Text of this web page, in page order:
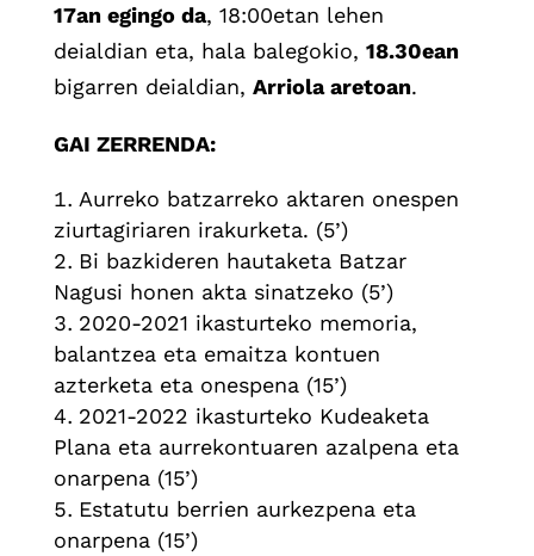
17an egingo da, 18:00etan lehen
deialdian eta, hala balegokio, 18.30ean
bigarren deialdian, Arriola aretoan.
GAI ZERRENDA:
Aurreko batzarreko aktaren onespen
ziurtagiriaren irakurketa. (5’)
Bi bazkideren hautaketa Batzar
Nagusi honen akta sinatzeko (5’)
2020-2021 ikasturteko memoria,
balantzea eta emaitza kontuen
azterketa eta onespena (15’)
2021-2022 ikasturteko Kudeaketa
Plana eta aurrekontuaren azalpena eta
onarpena (15’)
Estatutu berrien aurkezpena eta
onarpena (15’)